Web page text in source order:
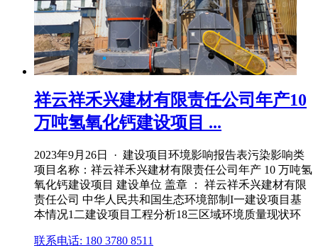
祥云祥禾兴建材有限责任公司年产10
万吨氢氧化钙建设项目 ...
2023年9月26日 · 建设项目环境影响报告表污染影响类
项目名称：祥云祥禾兴建材有限责任公司年产 10 万吨氢
氧化钙建设项目 建设单位 盖章 ： 祥云祥禾兴建材有限
责任公司 中华人民共和国生态环境部制I一建设项目基
本情况1二建设项目工程分析18三区域环境质量现状环
联系电话: 180 3780 8511